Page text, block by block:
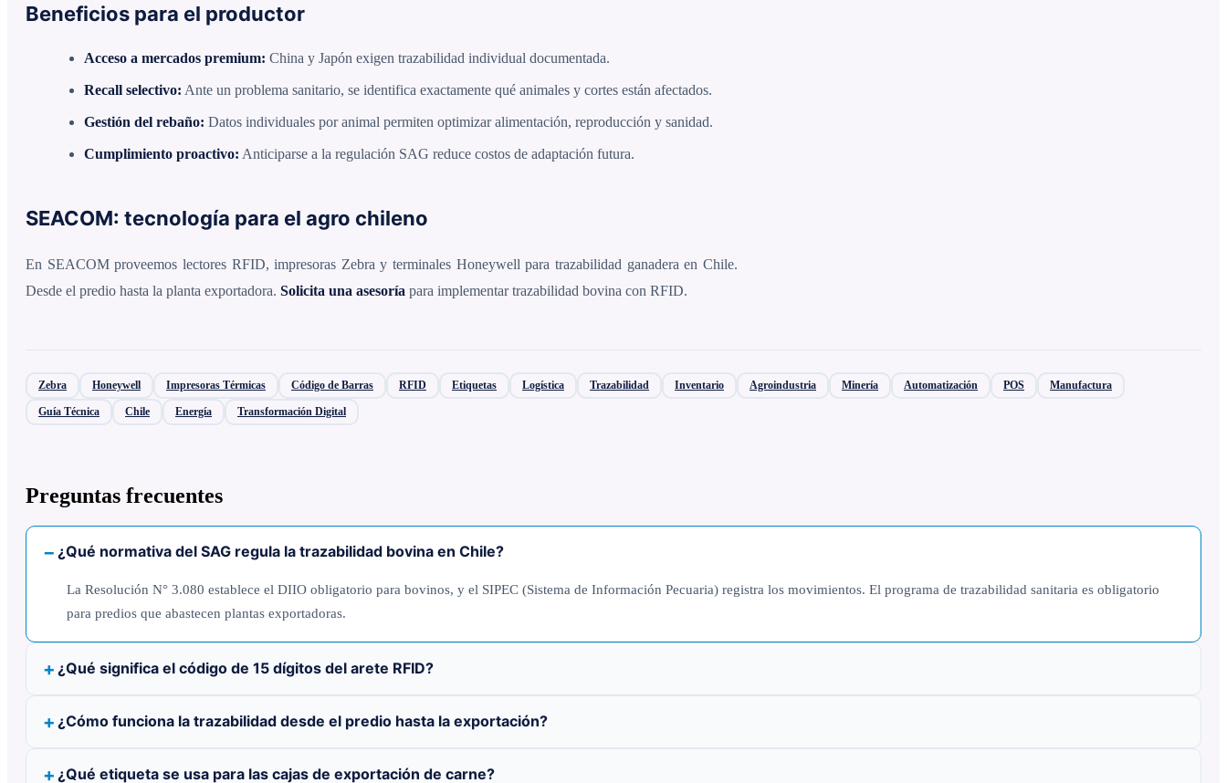
Beneficios para el productor
Acceso a mercados premium: China y Japón exigen trazabilidad individual documentada.
Recall selectivo: Ante un problema sanitario, se identifica exactamente qué animales y cortes están afectados.
Gestión del rebaño: Datos individuales por animal permiten optimizar alimentación, reproducción y sanidad.
Cumplimiento proactivo: Anticiparse a la regulación SAG reduce costos de adaptación futura.
SEACOM: tecnología para el agro chileno
En SEACOM proveemos lectores RFID, impresoras Zebra y terminales Honeywell para trazabilidad ganadera en Chile.
Desde el predio hasta la planta exportadora. Solicita una asesoría para implementar trazabilidad bovina con RFID.
Zebra Honeywell Impresoras Térmicas Código de Barras RFID Etiquetas Logística Trazabilidad Inventario Agroindustria Minería Automatización POS Manufactura
Guía Técnica Chile Energía Transformación Digital
Preguntas frecuentes
¿Qué normativa del SAG regula la trazabilidad bovina en Chile?
La Resolución N° 3.080 establece el DIIO obligatorio para bovinos, y el SIPEC (Sistema de Información Pecuaria) registra los movimientos. El programa de trazabilidad sanitaria es obligatorio
para predios que abastecen plantas exportadoras.
¿Qué significa el código de 15 dígitos del arete RFID?
¿Cómo funciona la trazabilidad desde el predio hasta la exportación?
¿Qué etiqueta se usa para las cajas de exportación de carne?